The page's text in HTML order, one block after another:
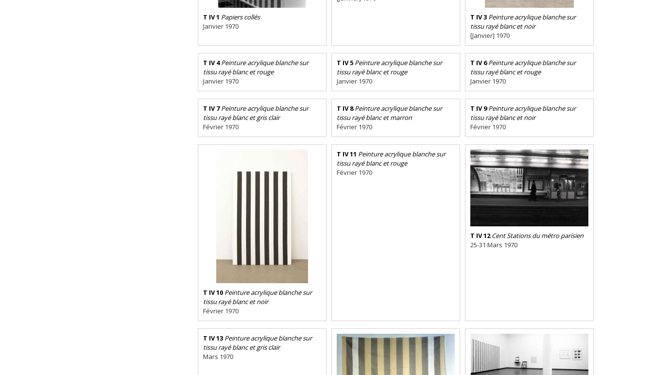
T IV 1 Papiers collés
Janvier 1970
T IV 3 Peinture acrylique blanche sur
tissu rayé blanc et noir
[Janvier] 1970
T IV 4 Peinture acrylique blanche sur
tissu rayé blanc et rouge
Janvier 1970
T IV 5 Peinture acrylique blanche sur
tissu rayé blanc et rouge
Janvier 1970
T IV 6 Peinture acrylique blanche sur
tissu rayé blanc et rouge
Janvier 1970
T IV 7 Peinture acrylique blanche sur
tissu rayé blanc et gris clair
Février 1970
T IV 8 Peinture acrylique blanche sur
tissu rayé blanc et marron
Février 1970
T IV 9 Peinture acrylique blanche sur
tissu rayé blanc et noir
Février 1970
T IV 10 Peinture acrylique blanche sur
tissu rayé blanc et noir
Février 1970
T IV 11 Peinture acrylique blanche sur
tissu rayé blanc et rouge
Février 1970
T IV 12 Cent Stations du métro parisien
25-31 Mars 1970
T IV 13 Peinture acrylique blanche sur
tissu rayé blanc et gris clair
Mars 1970